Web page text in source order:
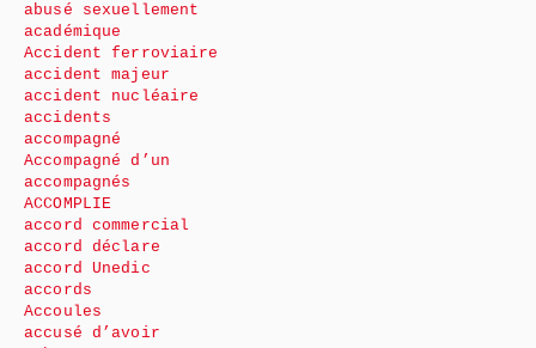
abusé sexuellement
académique
Accident ferroviaire
accident majeur
accident nucléaire
accidents
accompagné
Accompagné d’un
accompagnés
ACCOMPLIE
accord commercial
accord déclare
accord Unedic
accords
Accoules
accusé d’avoir